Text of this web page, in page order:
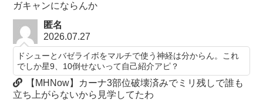
ガキャンにならんか
匿名
2026.07.27
ドシューとバゼライボをマルチで使う神経は分からん。これ
でしか星9、10倒せないって自己紹介アピ？
【MHNow】カーナ3部位破壊済みでミリ残しで誰も
立ち上がらないから見学してたわ